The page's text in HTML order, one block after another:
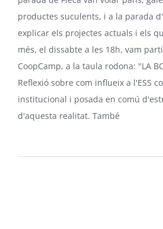
productes suculents, i a la parada
explicar els projectes actuals i els
més, el dissabte a les 18h, vam
CoopCamp, a la taula rodona: "LA
Reflexió sobre com influeix a l'ESS
institucional i posada en comú
d'aquesta realitat. També